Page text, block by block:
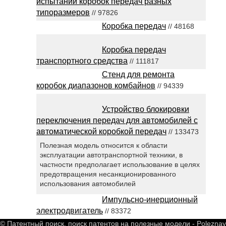
типоразмеров // 97826
Коробка передач // 48168
Коробка передач
транспортного средства // 111817
Стенд для ремонта
коробок диапазонов комбайнов // 94339
Устройство блокировки
переключения передач для автомобилей с
автоматической коробкой передач // 133473
Полезная модель относится к области
эксплуатации автотранспортной техники, в
частности предполагает использование в целях
предотвращения несанкционированного
использования автомобилей
Импульсно-инерционный
электродвигатель // 83372
© Патентный поиск, поиск патентов на полезные модели -